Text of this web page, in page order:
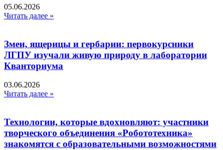
05.06.2026
Читать далее »
Змеи, ящерицы и гербарии: первокурсники
ЛГПУ изучали живую природу в лаборатории
Кванториума
03.06.2026
Читать далее »
Технологии, которые вдохновляют: участники
творческого объединения «Робототехника»
знакомятся с образовательными возможностями